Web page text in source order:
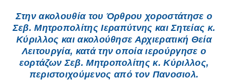
Στην ακολουθία του Όρθρου χοροστάτησε ο
Σεβ. Μητροπολίτης Ιεραπύτνης και Σητείας κ.
Κύριλλος και ακολούθησε Αρχιερατική Θεία
Λειτουργία, κατά την οποία ιερούργησε ο
εορτάζων Σεβ. Μητροπολίτης κ. Κύριλλος,
περιστοιχούμενος από τον Πανοσιολ.